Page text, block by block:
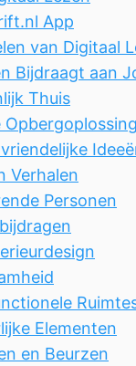
App
van Digitaal
Bijdraagt aan
Thuis
Verhalen
Personen
Elementen
en Beurzen